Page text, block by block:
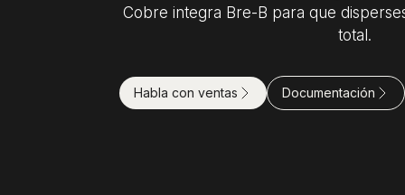
Cobre integra Bre-B para que
total.
Habla con ventas Documentación